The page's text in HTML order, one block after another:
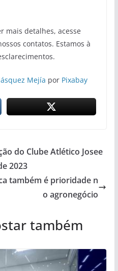
mais detalhes, acesse
contatos. Estamos à
Mejía por Pixabay
do Clube Atlético Josee
2023
também é prioridade n
o agronegócio
também